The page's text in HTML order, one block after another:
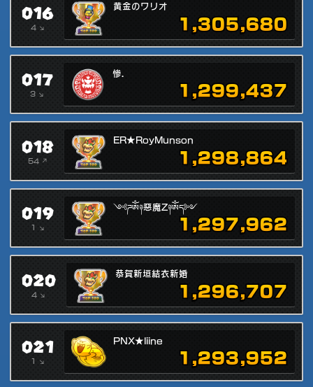
016
4 ↘
黄金のワリオ
1,305,680
017
3 ↘
惨.
1,299,437
018
54 ↗
ER★RoyMunson
1,298,864
019
1 ↘
༺ཌༀ༈惡魔Z༈ༀད༻
1,297,962
020
4 ↘
恭賀新垣結衣新婚
1,296,707
021
1 ↘
PNX★liine
1,293,952